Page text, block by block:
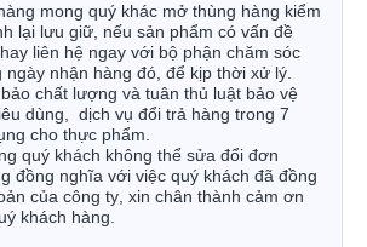
mong quý khác mở thùng hàng kiểm
lại lưu giữ, nếu sản phẩm có vấn đề
liên hệ ngay với bộ phận chăm sóc
ngày nhận hàng đó, để kịp thời xử lý.
chất lượng và tuân thủ luật bảo vệ
dùng,
dịch vụ đổi trả hàng trong 7
cho thực phẩm.
quý khách không thể sửa đổi đơn
đồng nghĩa với việc quý khách đã đồng
của công ty, xin chân thành cảm ơn
khách hàng.